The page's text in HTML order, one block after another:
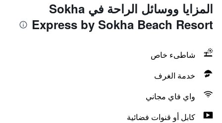
المزايا ووسائل الراحة في Sokha
Express by Sokha Beach Resort
شاطىء خاص
خدمة الغرف
واي فاي مجاني
كابل أو قنوات فضائية